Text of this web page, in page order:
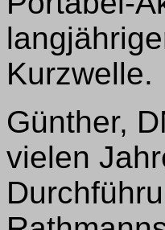
Kurzwelle.
Günther,
vielen